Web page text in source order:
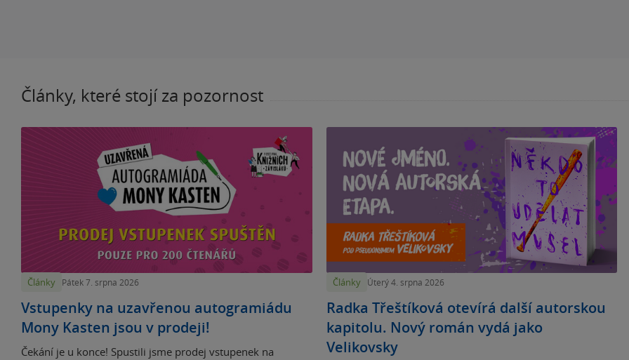
Články, které stojí za pozornost
Články Pátek 7. srpna 2026
Vstupenky na uzavřenou autogramiádu
Mony Kasten jsou v prodeji!
Čekání je u konce! Spustili jsme prodej vstupenek na
Články Úterý 4. srpna 2026
Radka Třeštíková otevírá další autorskou
kapitolu. Nový román vydá jako
Velikovsky